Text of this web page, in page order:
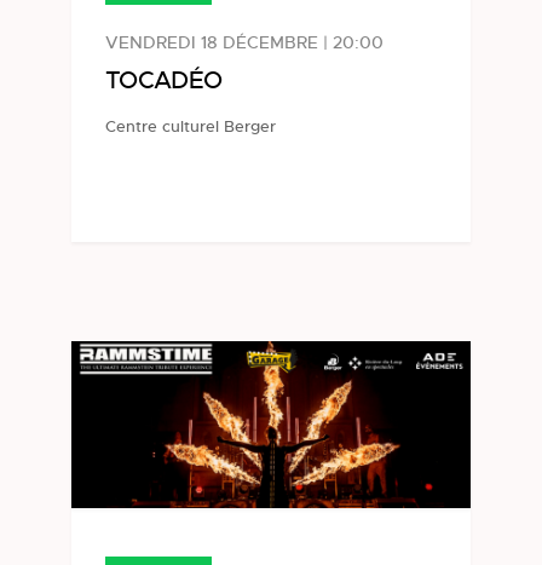
VENDREDI 18 DÉCEMBRE | 20:00
TOCADÉO
Centre culturel Berger